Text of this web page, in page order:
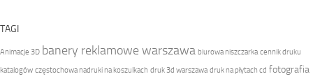
TAGI
Animacje 3D banery reklamowe warszawa biurowa niszczarka cennik druku
katalogów częstochowa nadruki na koszulkach druk 3d warszawa druk na płytach cd fotografia